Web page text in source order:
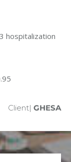
hospitalization
Client| GHESA